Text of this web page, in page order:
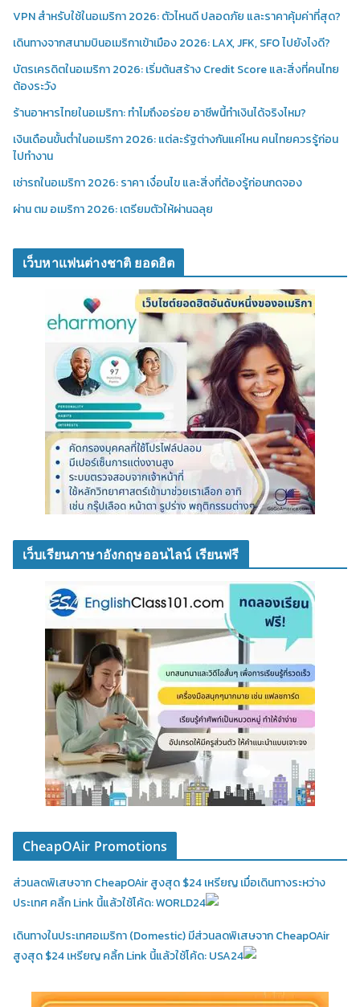
VPN สำหรับใช้ในอเมริกา 2026: ตัวไหนดี ปลอดภัย และราคาคุ้มค่าที่สุด?
เดินทางจากสนามบินอเมริกาเข้าเมือง 2026: LAX, JFK, SFO ไปยังไงดี?
บัตรเครดิตในอเมริกา 2026: เริ่มต้นสร้าง Credit Score และสิ่งที่คนไทย
ต้องระวัง
ร้านอาหารไทยในอเมริกา: ทำไมถึงอร่อย อาชีพนี้ทำเงินได้จริงไหม?
เงินเดือนขั้นต่ำในอเมริกา 2026: แต่ละรัฐต่างกันแค่ไหน คนไทยควรรู้ก่อน
ไปทำงาน
เช่ารถในอเมริกา 2026: ราคา เงื่อนไข และสิ่งที่ต้องรู้ก่อนกดจอง
ผ่าน ตม อเมริกา 2026: เตรียมตัวให้ผ่านฉลุย
เว็บหาแฟนต่างชาติ ยอดฮิต
เว็บเรียนภาษาอังกฤษออนไลน์ เรียนฟรี
CheapOAir Promotions
ส่วนลดพิเสษจาก CheapOAir สูงสุด $24 เหรียญ เมื่อเดินทางระหว่าง
ประเทศ คลิ้ก Link นี้แล้วใช้โค้ด: WORLD24
เดินทางในประเทศอเมริกา (Domestic)มีส่วนลดพิเสษจาก CheapOAir
สูงสุด $24 เหรียญ คลิ้ก Link นี้แล้วใช้โค้ด: USA24